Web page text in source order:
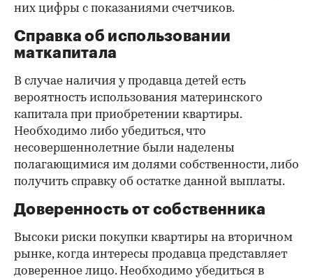
них цифры с показаниями счетчиков.
Справка об использовании
маткапитала
В случае наличия у продавца детей есть
вероятность использования материнского
капитала при приобретении квартиры.
Необходимо либо убедиться, что
несовершеннолетние были наделены
полагающимися им долями собственности, либо
получить справку об остатке данной выплаты.
Доверенность от собственника
Высоки риски покупки квартиры на вторичном
рынке, когда интересы продавца представляет
доверенное лицо. Необходимо убедиться в